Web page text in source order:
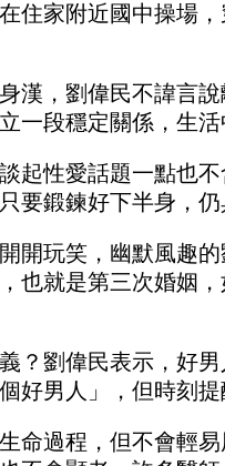
住家附近國中操場
漢，劉偉民不諱言
一段穩定關係，生活
起性愛話題一點也
要鍛鍊好下半身，仍
開玩笑，幽默風趣
也就是第三次婚姻
？劉偉民表示，好
好男人」，但時刻提
命過程，但不會輕